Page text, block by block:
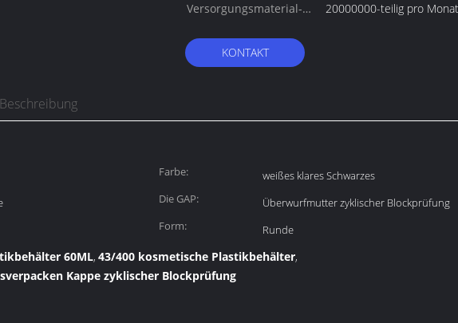
Versorgungsmaterial-
20000000-teilig pro Monat
KONTAKT
Farbe:
weißes klares Schwarzes
Die GAP:
Überwurfmutter zyklischer Blockprüfung
Form:
Runde
60ML, 43/400 kosmetische Plastikbehälter,
Kappe zyklischer Blockprüfung